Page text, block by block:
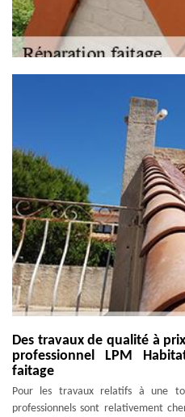
Des travaux de qualité à
professionnel LPM
faitage
Pour les travaux relatifs à une
professionnels sont relativement